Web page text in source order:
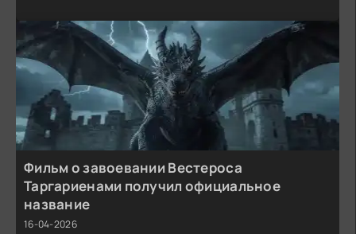
Фильм о завоевании Вестероса
Таргариенами получил официальное
название
16-04-2026